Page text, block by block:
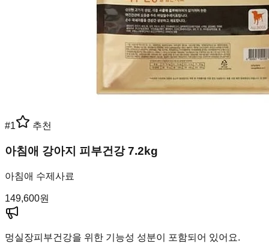
#1 추천
아침애 강아지 피부건강 7.2kg
아침애 수제사료
149,600원
멍실장피부건강을 위한 기능성 성분이 포함되어 있어요.